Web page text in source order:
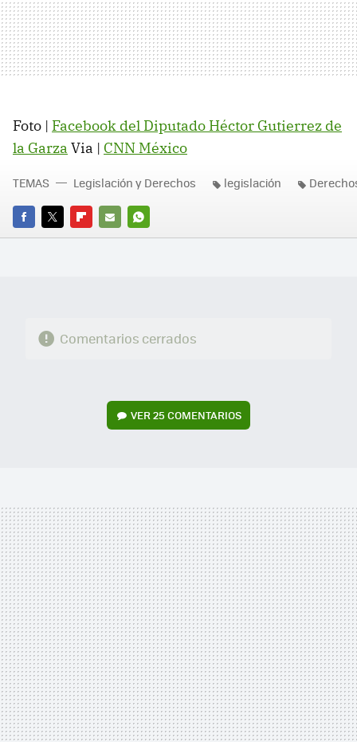
Foto | Facebook del Diputado Héctor Gutierrez de
la Garza Via | CNN México
FACEBOOK
TWITTERFLIPBOARD
E-
WHATSAPP
TEMAS Legislación y Derechos legislación
Comentarios cerrados
VER25 COMENTARIOS